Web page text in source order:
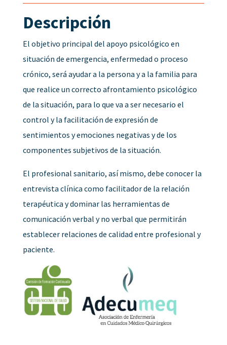
Descripción
El objetivo principal del apoyo psicológico en
situación de emergencia, enfermedad o proceso
crónico, será ayudar a la persona y a la familia para
que realice un correcto afrontamiento psicológico
de la situación, para lo que va a ser necesario el
control y la facilitación de expresión de
sentimientos y emociones negativas y de los
componentes subjetivos de la situación.
El profesional sanitario, así mismo, debe conocer la
entrevista clínica como facilitador de la relación
terapéutica y dominar las herramientas de
comunicación verbal y no verbal que permitirán
establecer relaciones de calidad entre profesional y
paciente.